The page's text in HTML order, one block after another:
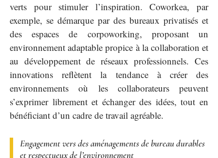
verts pour stimuler l’inspiration. Coworkea, par
exemple, se démarque par des bureaux privatisés et
des espaces de corpoworking, proposant un
environnement adaptable propice à la collaboration et
au développement de réseaux professionnels. Ces
innovations reflètent la tendance à créer des
environnements où les collaborateurs peuvent
s’exprimer librement et échanger des idées, tout en
bénéficiant d’un cadre de travail agréable.
Engagement vers des aménagements de bureau durables
et respectueux de l’environnement